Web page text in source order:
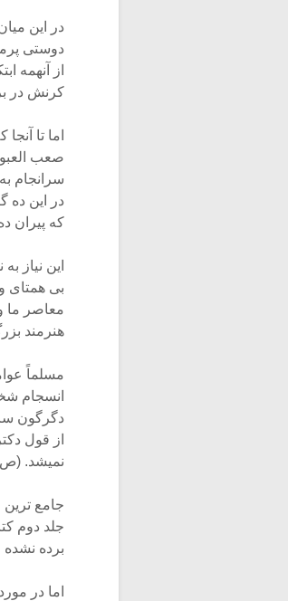
در این
دوستی
از آنهمه
کرنش در
اما تا
صعب
سرانجام
در این
که پیران
این نیاز
بی همتای
معاصر ما
هنرمند
مسلماً
انسجام
دگرگون
از قول
نمیشد. (ص ۲۵، ۱۲ و ۵۰ از جلد ۲). رموز تحکیم او دوستی را در این جملات میتوان به خوبی دید.
جامع ترین
جلد دوم
برده
اما در